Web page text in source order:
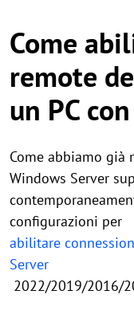
Come
remote
un PC
Come abbiamo già
Windows Server
configurazioni per
abilitare
Server
2022/2019/2016/